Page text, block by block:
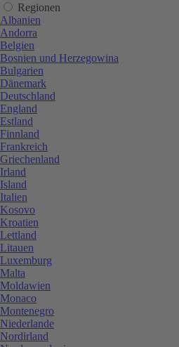
Regionen
Albanien
Andorra
Belgien
Bosnien und Herzegowina
Bulgarien
Dänemark
Deutschland
England
Estland
Finnland
Frankreich
Griechenland
Irland
Island
Italien
Kosovo
Kroatien
Lettland
Litauen
Luxemburg
Malta
Moldawien
Monaco
Montenegro
Niederlande
Nordirland